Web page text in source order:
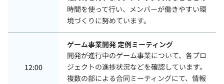
時間を使って行い、メンバーが働きやすい環
境づくりに努めています。
12:00
ゲーム事業開発 定例ミーティング
開発が進行中のゲーム事業について、各プロ
ジェクトの進捗状況などを確認しています。
複数の部による合同ミーティングにて、情報